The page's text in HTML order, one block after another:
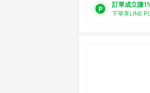
訂單成立賺
下單享LINE